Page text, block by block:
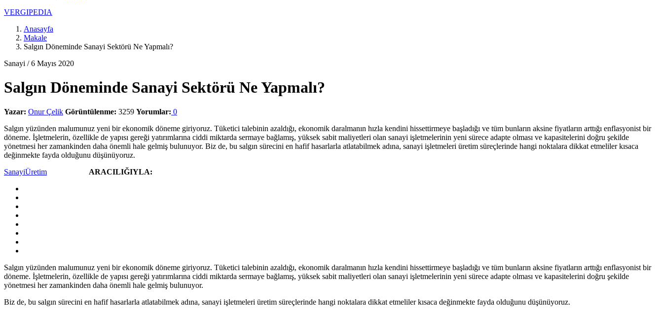
VERGIPEDIA
Anasayfa
Makale
Salgın Döneminde Sanayi Sektörü Ne Yapmalı?
Sanayi /6 Mayıs 2020
Salgın Döneminde Sanayi Sektörü Ne Yapmalı?
Yazar: Onur Çelik Görüntülenme: 3259 Yorumlar: 0
Salgın yüzünden malumunuz yeni bir ekonomik döneme giriyoruz. Tüketici talebinin azaldığı, ekonomik daralmanın hızla kendini hissettirmeye başladığı ve tüm bunların aksine fiyatların arttığı enflasyonist bir
döneme. İşletmelerin, özellikle de yapısı gereği yatırımlarına ciddi miktarda sermaye bağlamış, yüksek sabit maliyetleri olan sanayi işletmelerinin yeni sürece adapte olması ve kapasitelerini doğru şekilde
yönetmesi her zamankinden daha önemli hale gelmiş bulunuyor. Biz de, bu salgın sürecini en hafif hasarlarla atlatabilmek adına, sanayi işletmeleri üretim süreçlerinde hangi noktalara dikkat etmeliler kısaca
değinmekte fayda olduğunu düşünüyoruz.
SanayiÜretim ARACILIĞIYLA:
Salgın yüzünden malumunuz yeni bir ekonomik döneme giriyoruz. Tüketici talebinin azaldığı, ekonomik daralmanın hızla kendini hissettirmeye başladığı ve tüm bunların aksine fiyatların arttığı enflasyonist bir
döneme. İşletmelerin, özellikle de yapısı gereği yatırımlarına ciddi miktarda sermaye bağlamış, yüksek sabit maliyetleri olan sanayi işletmelerinin yeni sürece adapte olması ve kapasitelerini doğru şekilde
yönetmesi her zamankinden daha önemli hale gelmiş bulunuyor.
Biz de, bu salgın sürecini en hafif hasarlarla atlatabilmek adına, sanayi işletmeleri üretim süreçlerinde hangi noktalara dikkat etmeliler kısaca değinmekte fayda olduğunu düşünüyoruz.